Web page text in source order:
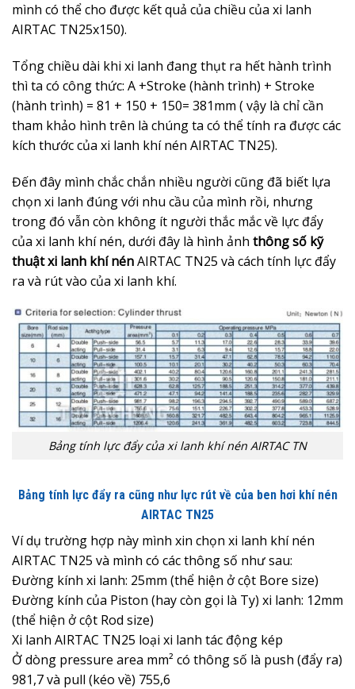
mình có thể cho được kết quả của chiều của xi lanh
AIRTAC TN25x150).
Tổng chiều dài khi xi lanh đang thụt ra hết hành trình
thì ta có công thức: A +Stroke (hành trình) + Stroke
(hành trình) = 81 + 150 + 150= 381mm ( vậy là chỉ cần
tham khảo hình trên là chúng ta có thể tính ra được các
kích thước của xi lanh khí nén AIRTAC TN25).
Đến đây mình chắc chắn nhiều người cũng đã biết lựa
chọn xi lanh đúng với nhu cầu của mình rồi, nhưng
trong đó vẫn còn không ít người thắc mắc về lực đẩy
của xi lanh khí nén, dưới đây là hình ảnh thông số kỹ
thuật xi lanh khí nénAIRTAC TN25 và cách tính lực đẩy
ra và rút vào của xi lanh khí.
Bảng tính lực đẩy của xi lanh khí nén AIRTAC TN
Bảng tính lực đẩy ra cũng như lực rút về của ben hơi khí nén
AIRTAC TN25
Ví dụ trường hợp này mình xin chọn xi lanh khí nén
AIRTAC TN25 và mình có các thông số như sau:
Đường kính xi lanh: 25mm (thể hiện ở cột Bore size)
Đường kính của Piston (hay còn gọi là Ty) xi lanh: 12mm
(thể hiện ở cột Rod size)
Xi lanh AIRTAC TN25 loại xi lanh tác động kép
Ở dòng pressure area mm² có thông số là push (đẩy ra)
981,7 và pull (kéo về) 755,6